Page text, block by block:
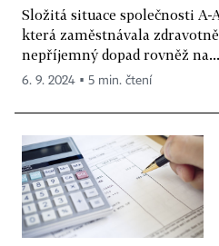
Složitá situace společnosti A-
která zaměstnávala
nepříjemný dopad rovněž na...
6. 9. 2024 ▪ 5 min. čtení